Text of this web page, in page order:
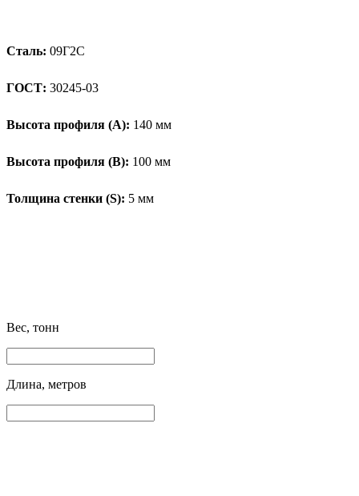
Сталь: 09Г2С
ГОСТ: 30245-03
Высота профиля (А): 140 мм
Высота профиля (B): 100 мм
Толщина стенки (S): 5 мм
Вес, тонн
Длина, метров